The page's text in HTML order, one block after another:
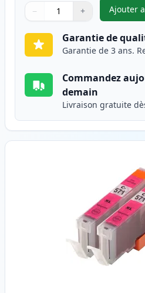
Quantité
Utilisez les boutons pour
− +
Quantité
Ajouter
Garantie de
Garantie de 3 ans.
Commandez
demain
Livraison gratuite